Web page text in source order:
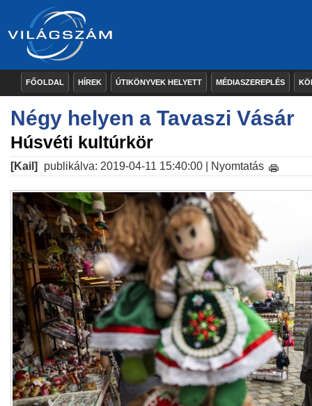
FŐOLDAL HÍREK ÚTIKÖNYVEK HELYETT MÉDIASZEREPLÉS
Négy helyen a Tavaszi Vásár
Húsvéti kultúrkör
[Kail] publikálva: 2019-04-11 15:40:00 | Nyomtatás